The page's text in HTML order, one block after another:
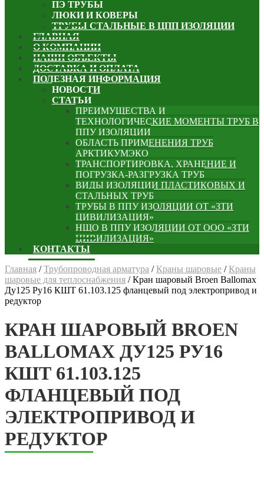
ПЭ ТРУБЫ
ЛЮКИ И КОВЕРЫ
ТРУБЫ СТАЛЬНЫЕ В ЦПП ИЗОЛЯЦИИ
ГЛАВНАЯ
О КОМПАНИИ
НАШИ ОБЪЕКТЫ
ДОСТАВКА И ОПЛАТА
ПОЛЕЗНАЯ ИНФОРМАЦИЯ
НОВОСТИ
СТАТЬИ
ПРЕИМУЩЕСТВА И
ТЕХНОЛОГИЧЕСКИЕ МОМЕНТЫ ТРУБ В
ППУ ИЗОЛЯЦИИ
ОБЛАСТЬ ПРИМЕНЕНИЯ ТРУБ
АРКТИКУМЭКО
ТРАНСПОРТИРОВКА, ХРАНЕНИЕ И
ПОГРУЗКА-РАЗГРУЗКА ТРУБ
ВИДЫ ИЗОЛЯЦИИ ПЛАСТИКОВЫХ И
СТАЛЬНЫХ ТРУБ
ТРУБЫ В ППУ ИЗОЛЯЦИИ ОТ «ЗТИ
ЦИВИЛИЗАЦИЯ»
НЩО В ППУ ИЗОЛЯЦИИ ОТ ООО «ЗТИ
ЦИВИЛИЗАЦИЯ»
КОНТАКТЫ
Главная /Трубопроводная арматура /Краны шаровые /Краны
шаровые для теплоснабжения /Кран шаровый Broen Ballomax
Ду125 Ру16 КШТ 61.103.125 фланцевый под электропривод и
редуктор
КРАН ШАРОВЫЙ BROEN
BALLOMAX ДУ125 РУ16
КШТ 61.103.125
ФЛАНЦЕВЫЙ ПОД
ЭЛЕКТРОПРИВОД И
РЕДУКТОР